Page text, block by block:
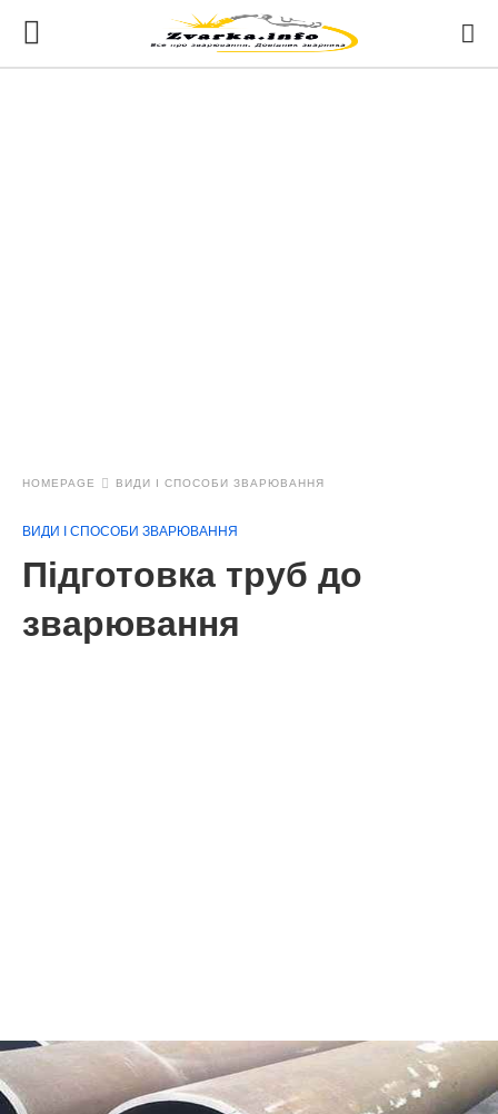
HOMEPAGE ВИДИ І СПОСОБИ ЗВАРЮВАННЯ
ВИДИ І СПОСОБИ ЗВАРЮВАННЯ
Підготовка труб до
зварювання